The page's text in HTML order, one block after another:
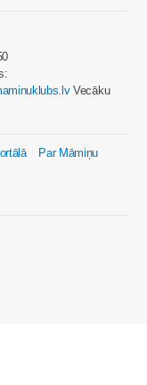
Vecāku
Par Māmiņu